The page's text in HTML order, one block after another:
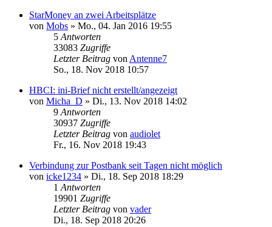
StarMoney an zwei Arbeitsplätze
von Mobs » Mo., 04. Jan 2016 19:55
5 Antworten
33083 Zugriffe
Letzter Beitrag von Antenne7
So., 18. Nov 2018 10:57
HBCI: ini-Brief nicht erstellt/angezeigt
von Micha_D » Di., 13. Nov 2018 14:02
9 Antworten
30937 Zugriffe
Letzter Beitrag von audiolet
Fr., 16. Nov 2018 19:43
Verbindung zur Postbank seit Tagen nicht möglich
von icke1234 » Di., 18. Sep 2018 18:29
1 Antworten
19901 Zugriffe
Letzter Beitrag von vader
Di., 18. Sep 2018 20:26